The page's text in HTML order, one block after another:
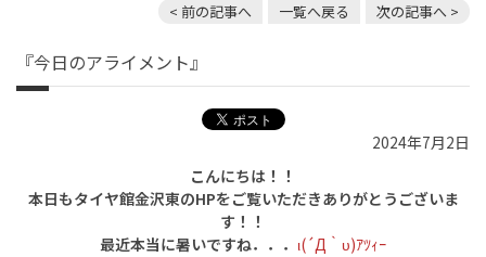
< 前の記事へ 一覧へ戻る 次の記事へ >
『今日のアライメント』
2024年7月2日
こんにちは！！
本日もタイヤ館金沢東のHPをご覧いただきありがとうございま
す！！
最近本当に暑いですね．．． ι(´Д｀υ)ｱﾂｨｰ